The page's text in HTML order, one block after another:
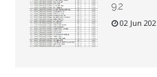
9.2
02 Jun